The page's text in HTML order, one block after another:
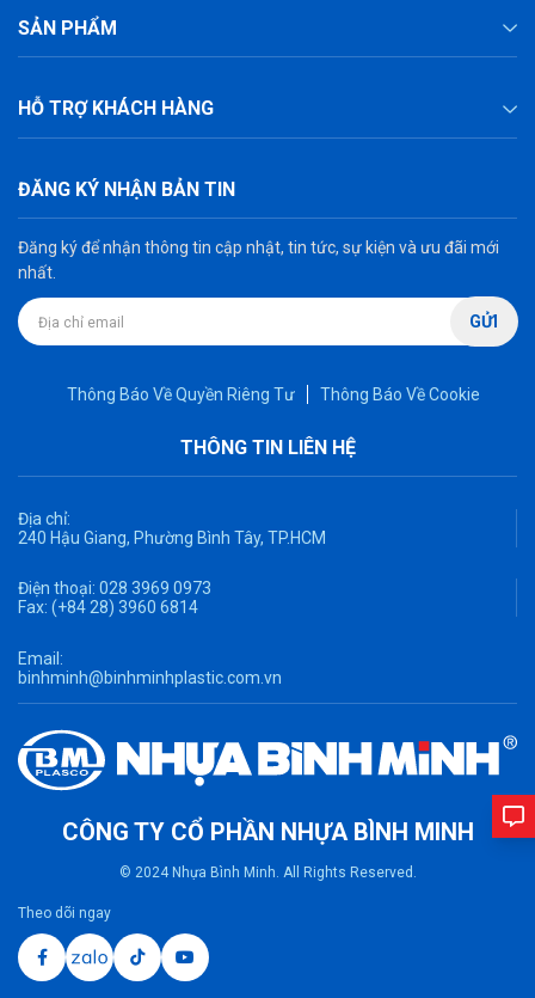
SẢN PHẨM
HỖ TRỢ KHÁCH HÀNG
ĐĂNG KÝ NHẬN BẢN TIN
Đăng ký để nhận thông tin cập nhật, tin tức, sự kiện và ưu đãi mới
nhất.
GỬI
THÔNG TIN LIÊN HỆ
Thông Báo Về Quyền Riêng Tư Thông Báo Về Cookie
Địa chỉ:
240 Hậu Giang, Phường Bình Tây, TP.HCM
Điện thoại: 028 3969 0973
Fax: (+84 28) 3960 6814
Email:
binhminh@binhminhplastic.com.vn
CÔNG TY CỔ PHẦN NHỰA BÌNH MINH
© 2024 Nhựa Bình Minh. All Rights Reserved.
Theo dõi ngay